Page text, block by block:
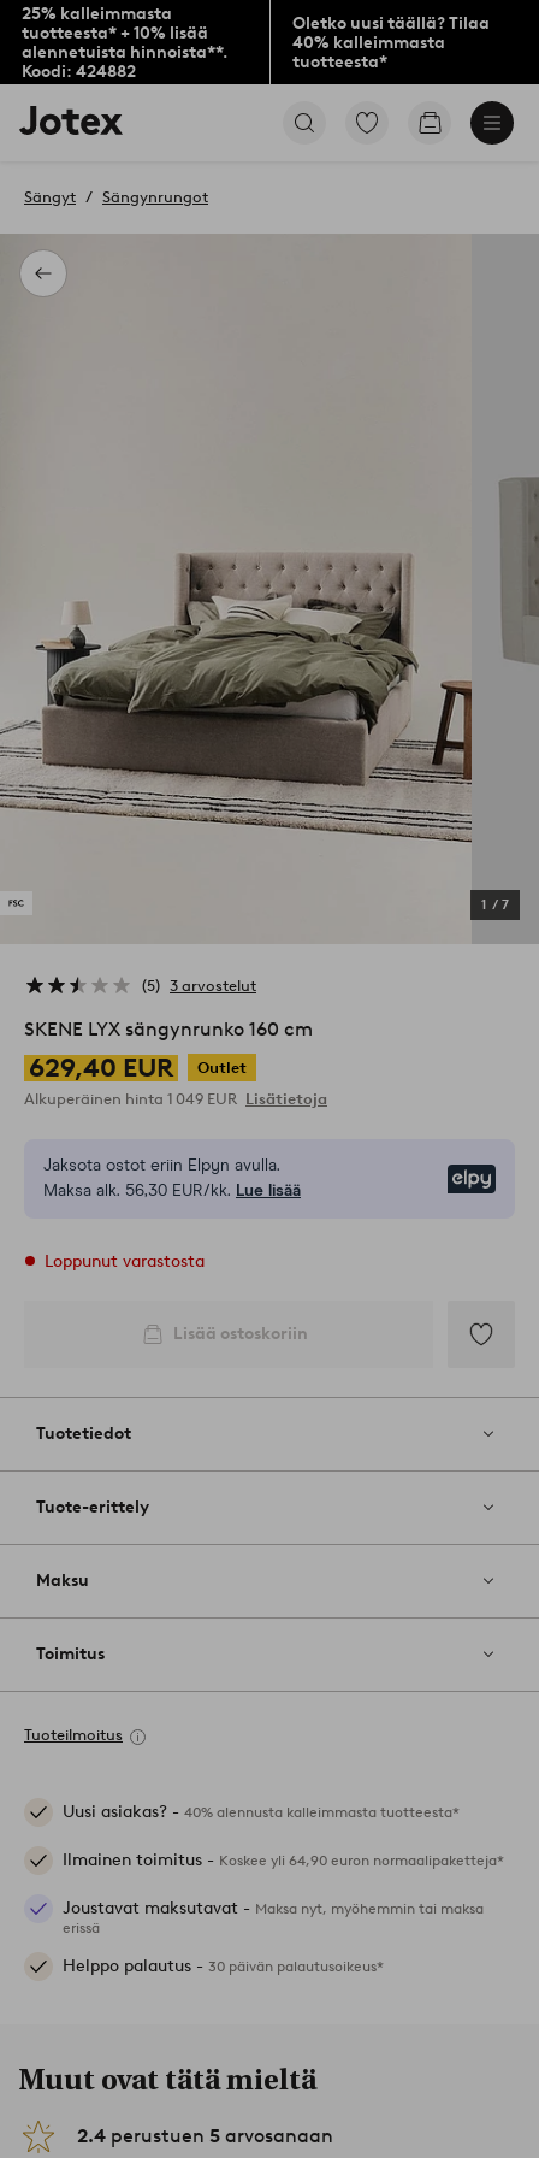
25% kalleimmasta
tuotteesta* + 10% lisää
alennetuista hinnoista**.
Koodi: 424882
Oletko uusi täällä? Tilaa
40% kalleimmasta
tuotteesta*
Jotex-
logo
aloitussivulle
Siirry
Siirry
Takaisin
Sängyt Sängynrungot
1 / 7
5 3 arvostelut
SKENE LYX sängynrunko 160 cm
629,40 EUR
Outlet
Alkuperäinen hinta 1 049 EUR Lisätietoja
Jaksota ostot eriin Elpyn avulla.
Maksa alk. 56,30 EUR/kk. Lue lisää
Loppunut varastosta
Lisää ostoskoriin
Tuotetiedot
Tuote-erittely
Maksu
Toimitus
Tuoteilmoitus
Uusi asiakas? - 40% alennusta kalleimmasta tuotteesta*
Ilmainen toimitus - Koskee yli 64,90 euron normaalipaketteja*
Joustavat maksutavat - Maksa nyt, myöhemmin tai maksa
erissä
Helppo palautus - 30 päivän palautusoikeus*
Muut ovat tätä mieltä
2.4 perustuen 5 arvosanaan